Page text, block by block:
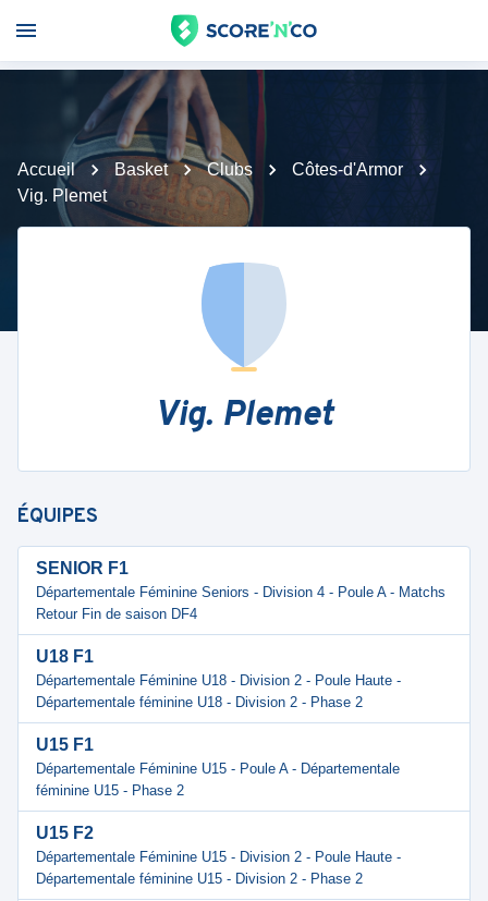
Accueil Basket Clubs
Côtes-d'Armor
Vig. Plemet
Vig. Plemet
ÉQUIPES
SENIOR F1
Départementale Féminine Seniors - Division 4 - Poule A - Matchs
Retour Fin de saison DF4
U18 F1
Départementale Féminine U18 - Division 2 - Poule Haute -
Départementale féminine U18 - Division 2 - Phase 2
U15 F1
Départementale Féminine U15 - Poule A - Départementale
féminine U15 - Phase 2
U15 F2
Départementale Féminine U15 - Division 2 - Poule Haute -
Départementale féminine U15 - Division 2 - Phase 2